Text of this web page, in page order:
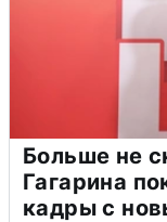
Больше не
Гагарина
кадры с